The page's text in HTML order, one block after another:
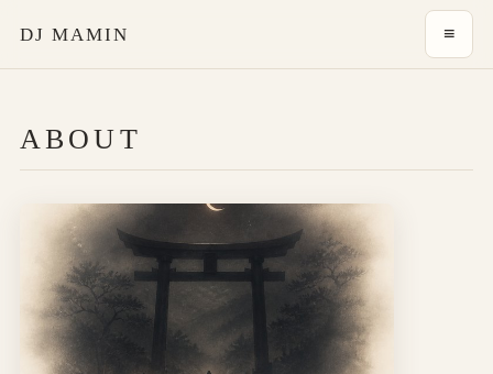
DJ MAMIN ≡
ABOUT